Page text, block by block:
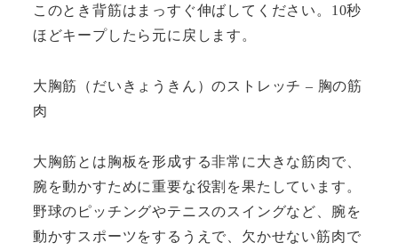
このとき背筋はまっすぐ伸ばしてください。10秒
ほどキープしたら元に戻します。
大胸筋（だいきょうきん）のストレッチ – 胸の筋
肉
大胸筋とは胸板を形成する非常に大きな筋肉で、
腕を動かすために重要な役割を果たしています。
野球のピッチングやテニスのスイングなど、腕を
動かすスポーツをするうえで、欠かせない筋肉で